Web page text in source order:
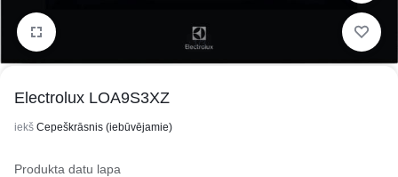
1/3
Electrolux LOA9S3XZ
iekš Cepeškrāsnis (iebūvējamie)
Produkta datu lapa